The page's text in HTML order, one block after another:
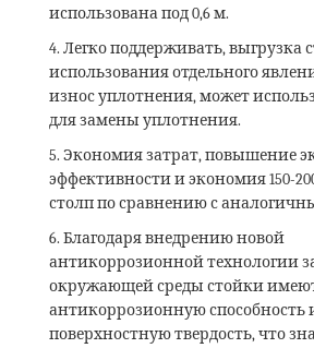
использована под 0,6 м.
4. Легко поддерживать, выгрузка
использования отдельного
износ уплотнения, может
для замены уплотнения.
5. Экономия затрат, повышение
эффективности и экономия 150-
столп по сравнению с
6. Благодаря внедрению новой
антикоррозионной технологии
окружающей среды стойки
антикоррозионную способность
поверхностную твердость, что